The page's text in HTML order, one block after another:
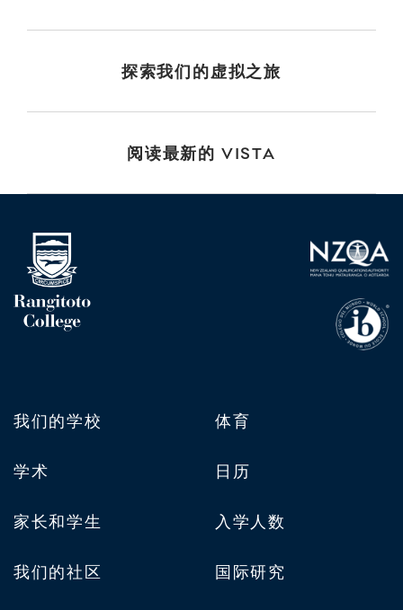
探索我们的虚拟之旅
阅读最新的 VISTA
我们的学校
学术
家长和学生
我们的社区
体育
日历
入学人数
国际研究